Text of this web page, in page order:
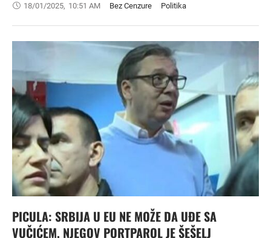
18/01/2025, 10:51 AM Bez Cenzure Politika
PICULA: SRBIJA U EU NE MOŽE DA UĐE SA
VUČIĆEM, NJEGOV PORTPAROL JE ŠEŠELJ